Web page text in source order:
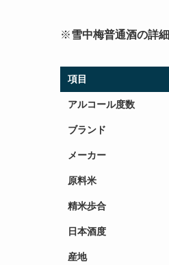
※雪中梅普通酒の詳細
項目
アルコール度数
ブランド
メーカー
原料米
精米歩合
日本酒度
産地